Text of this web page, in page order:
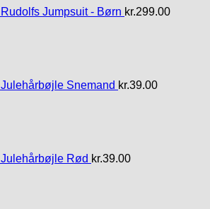
Rudolfs Jumpsuit - Børn kr.299.00
Julehårbøjle Snemand kr.39.00
Julehårbøjle Rød kr.39.00